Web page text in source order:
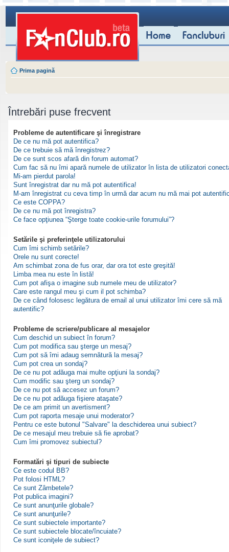
Prima pagină
Întrebări puse frecvent
Probleme de autentificare şi înregistrare
De ce nu mă pot autentifica?
De ce trebuie să mă înregistrez?
De ce sunt scos afară din forum automat?
Cum fac să nu îmi apară numele de utilizator în lista de utilizatori
Mi-am pierdut parola!
Sunt înregistrat dar nu mă pot autentifica!
M-am înregistrat cu ceva timp în urmă dar acum nu mă mai pot
Ce este COPPA?
De ce nu mă pot înregistra?
Ce face opţiunea “Şterge toate cookie-urile forumului”?
Setările şi preferinţele utilizatorului
Cum îmi schimb setările?
Orele nu sunt corecte!
Am schimbat zona de fus orar, dar ora tot este greşită!
Limba mea nu este în listă!
Cum pot afişa o imagine sub numele meu de utilizator?
Care este rangul meu şi cum il pot schimba?
De ce când folosesc legătura de email al unui utilizator îmi cere să mă
autentific?
Probleme de scriere/publicare al mesajelor
Cum deschid un subiect în forum?
Cum pot modifica sau şterge un mesaj?
Cum pot să îmi adaug semnătură la mesaj?
Cum pot crea un sondaj?
De ce nu pot adăuga mai multe opţiuni la sondaj?
Cum modific sau şterg un sondaj?
De ce nu pot să accesez un forum?
De ce nu pot adăuga fişiere ataşate?
De ce am primit un avertisment?
Cum pot raporta mesaje unui moderator?
Pentru ce este butonul "Salvare" la deschiderea unui subiect?
De ce mesajul meu trebuie să fie aprobat?
Cum îmi promovez subiectul?
Formatări şi tipuri de subiecte
Ce este codul BB?
Pot folosi HTML?
Ce sunt Zâmbetele?
Pot publica imagini?
Ce sunt anunţurile globale?
Ce sunt anunţurile?
Ce sunt subiectele importante?
Ce sunt subiectele blocate/încuiate?
Ce sunt iconiţele de subiect?